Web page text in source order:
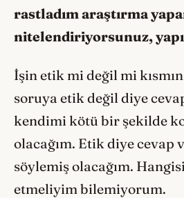
rastladım araştırma
nitelendiriyorsunuz,
İşin etik mi değil mi
soruya etik değil diye
kendimi kötü bir şekilde
olacağım. Etik diye cevap
söylemiş olacağım.
etmeliyim bilemiyorum.